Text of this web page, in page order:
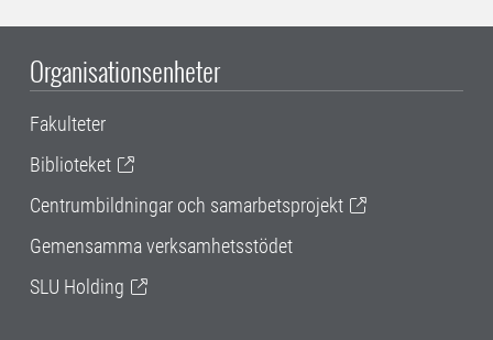
Organisationsenheter
Fakulteter
Biblioteket
Centrumbildningar och samarbetsprojekt
Gemensamma verksamhetsstödet
SLU Holding